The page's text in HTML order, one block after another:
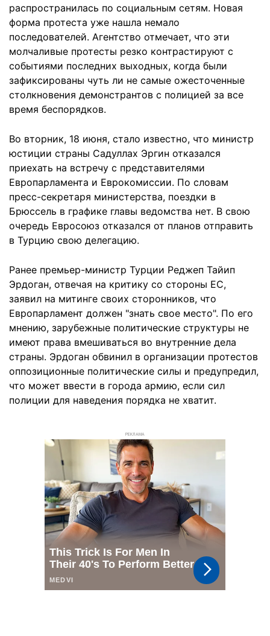
распространилась по социальным сетям. Новая
форма протеста уже нашла немало
последователей. Агентство отмечает, что эти
молчаливые протесты резко контрастируют с
событиями последних выходных, когда были
зафиксированы чуть ли не самые ожесточенные
столкновения демонстрантов с полицией за все
время беспорядков.
Во вторник, 18 июня, стало известно, что министр
юстиции страны Cадуллах Эргин отказался
приехать на встречу с представителями
Европарламента и Еврокомиссии. По словам
пресс-секретаря министерства, поездки в
Брюссель в графике главы ведомства нет. В свою
очередь Евросоюз отказался от планов отправить
в Турцию свою делегацию.
Ранее премьер-министр Турции Реджеп Тайип
Эрдоган, отвечая на критику со стороны ЕС,
заявил на митинге своих сторонников, что
Европарламент должен "знать свое место". По его
мнению, зарубежные политические структуры не
имеют права вмешиваться во внутренние дела
страны. Эрдоган обвинил в организации протестов
оппозиционные политические силы и предупредил,
что может ввести в города армию, если сил
полиции для наведения порядка не хватит.
РЕКЛАМА